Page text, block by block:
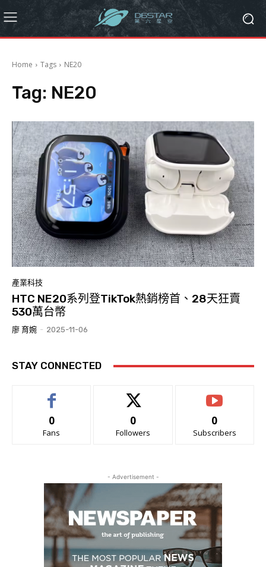
Home Tags NE20
Tag: NE20
產業科技
HTC NE20系列登TikTok熱銷榜首、28天狂賣
530萬台幣
廖 育婉 - 2025-11-06
STAY CONNECTED
0
Fans
0
Followers
0
Subscribers
- Advertisement -